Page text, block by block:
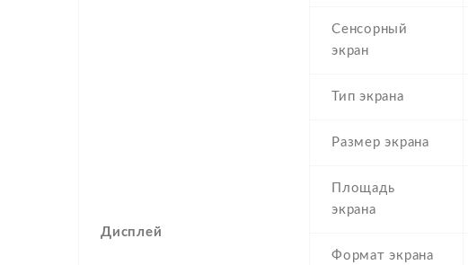
Дисплей
Сенсорный
экран
Тип экрана
Размер экрана
Площадь
экрана
Формат экрана